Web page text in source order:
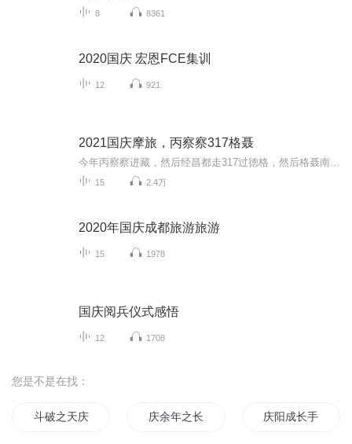
8 8361
2020国庆 宏恩FCE集训
12 921
2021国庆摩旅，丙察察317格聂
15 2.4万
2020年国庆成都旅游旅游
15 1978
国庆阅兵仪式感悟
12 1708
您是不是在找：
斗破之天庆焰火 庆余年之长歌行 庆阳成长手札